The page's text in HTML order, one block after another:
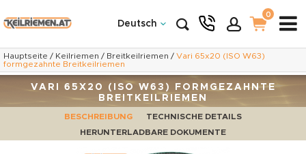
Deutsch
0
Hauptseite / Keilriemen / Breitkeilriemen / Vari 65x20 (ISO W63)
formgezahnte Breitkeilriemen
VARI 65X20 (ISO W63) FORMGEZAHNTE
BREITKEILRIEMEN
BESCHREIBUNG
TECHNISCHE DETAILS
HERUNTERLADBARE DOKUMENTE